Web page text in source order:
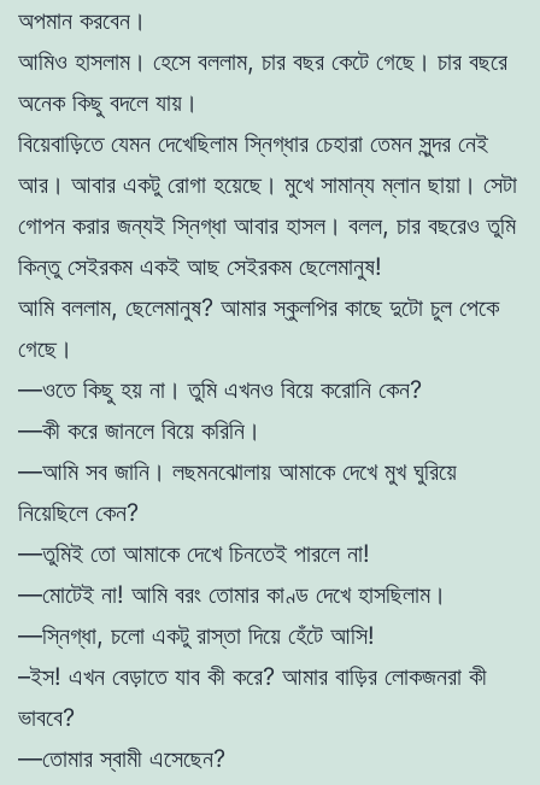
অপমান করবেন।
আমিও হাসলাম। হেসে বললাম, চার বছর কেটে গেছে। চার বছরে
অনেক কিছু বদলে যায়।
বিয়েবাড়িতে যেমন দেখেছিলাম স্নিগ্ধার চেহারা তেমন সুন্দর নেই
আর। আবার একটু রোগা হয়েছে। মুখে সামান্য ম্লান ছায়া। সেটা
গোপন করার জন্যই স্নিগ্ধা আবার হাসল। বলল, চার বছরেও তুমি
কিন্তু সেইরকম একই আছ সেইরকম ছেলেমানুষ!
আমি বললাম, ছেলেমানুষ? আমার স্কুলপির কাছে দুটো চুল পেকে
গেছে।
—ওতে কিছু হয় না। তুমি এখনও বিয়ে করোনি কেন?
—কী করে জানলে বিয়ে করিনি।
—আমি সব জানি। লছমনঝোলায় আমাকে দেখে মুখ ঘুরিয়ে
নিয়েছিলে কেন?
—তুমিই তো আমাকে দেখে চিনতেই পারলে না!
—মোটেই না! আমি বরং তোমার কাণ্ড দেখে হাসছিলাম।
—স্নিগ্ধা, চলো একটু রাস্তা দিয়ে হেঁটে আসি!
–ইস! এখন বেড়াতে যাব কী করে? আমার বাড়ির লোকজনরা কী
ভাববে?
—তোমার স্বামী এসেছেন?